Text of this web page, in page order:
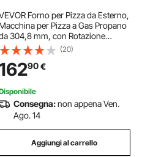
Forno per Pizza da Esterno,
Macchina per Pizza a Gas Propano
304,8 mm, con Rotazione
Elettrica, Pietra per Pizza Spessa,
Borsa Trasporto, Forno a Propano
Campeggio all'Aperto, Nero
(20)
90€
Consegna:non appena Ven.
Ago. 14
Aggiungi al carrello